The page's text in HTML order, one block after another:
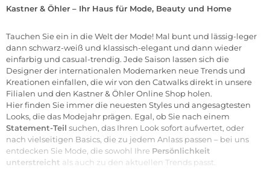
Kastner & Öhler – Ihr Haus für Mode, Beauty und Home
Tauchen Sie ein in die Welt der Mode! Mal bunt und lässig-leger
dann schwarz-weiß und klassisch-elegant und dann wieder
einfarbig und casual-trendig. Jede Saison lassen sich die
Designer der internationalen Modemarken neue Trends und
Kreationen einfallen, die wir von den Catwalks direkt in unsere
Filialen und den Kastner & Öhler Online Shop holen.
Hier finden Sie immer die neuesten Styles und angesagtesten
Looks, die das Modejahr prägen. Egal, ob Sie nach einem
Statement-Teil suchen, das Ihren Look sofort aufwertet, oder
nach vielseitigen Basics, die zu jedem Anlass passen – bei uns
entdecken Sie Mode, die sowohl Ihre Persönlichkeit
unterstreicht als auch zu den aktuellen Trends passt.